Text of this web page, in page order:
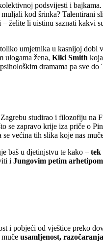
podsvijesti i
kod šrinka? Talentirani
želite li uistinu saznati kakvi
umjetnika u kasnijoj dobi
ulogama žena, Kiki Smith
dramama pa sve do
studirao i filozofiju na
se zapravo krije iza priče o
se većina tih slika koje nas
baš u djetinjstvu te kako – tek
i Jungovim petim
i pobjeći od vještice preko
usamljenost,